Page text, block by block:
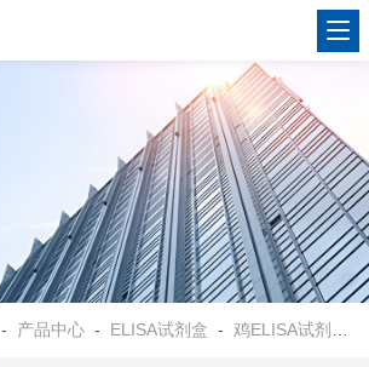
- 产品中心 - ELISA试剂盒 - 鸡ELISA试剂盒